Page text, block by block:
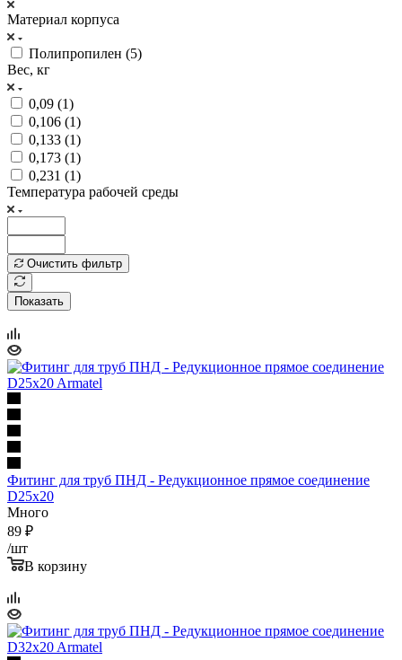
Материал корпуса
Полипропилен (5)
Вес, кг
0,09 (1)
0,106 (1)
0,133 (1)
0,173 (1)
0,231 (1)
Температура рабочей среды
Очистить фильтр
Показать
Фитинг для труб ПНД - Редукционное прямое соединение
D25x20
Много
89 ₽
/шт
В корзину